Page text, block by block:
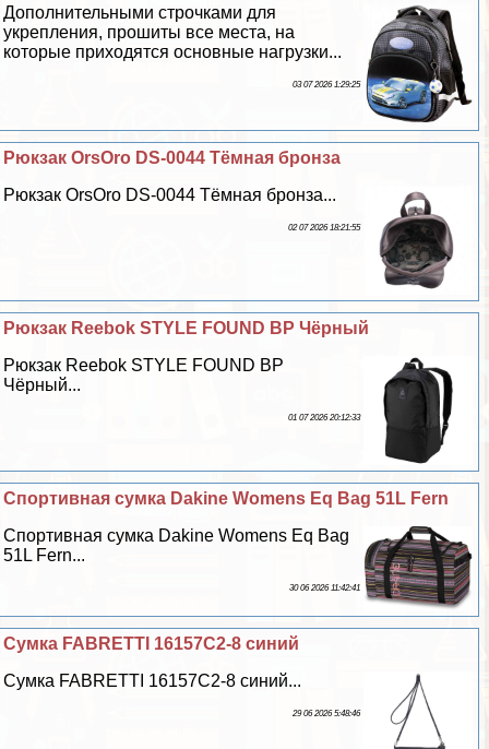
Дополнительными строчками для
укрепления, прошиты все места, на
которые приходятся основные нагрузки...
03 07 2026 1:29:25
Рюкзак OrsOro DS-0044 Тёмная бронза
Рюкзак OrsOro DS-0044 Тёмная бронза...
02 07 2026 18:21:55
Рюкзак Reebok STYLE FOUND BP Чёрный
Рюкзак Reebok STYLE FOUND BP
Чёрный...
01 07 2026 20:12:33
Спортивная сумка Dakine Womens Eq Bag 51L Fern
Спортивная сумка Dakine Womens Eq Bag
51L Fern...
30 06 2026 11:42:41
Сумка FABRETTI 16157C2-8 синий
Сумка FABRETTI 16157C2-8 синий...
29 06 2026 5:48:46